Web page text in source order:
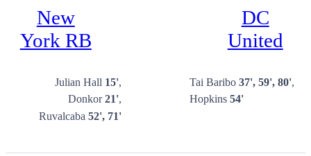
New
York RB
DC
United
Julian Hall 15'
Donkor21'
Ruvalcaba 52', 71'
Tai Baribo37', 59', 80'
Hopkins54'